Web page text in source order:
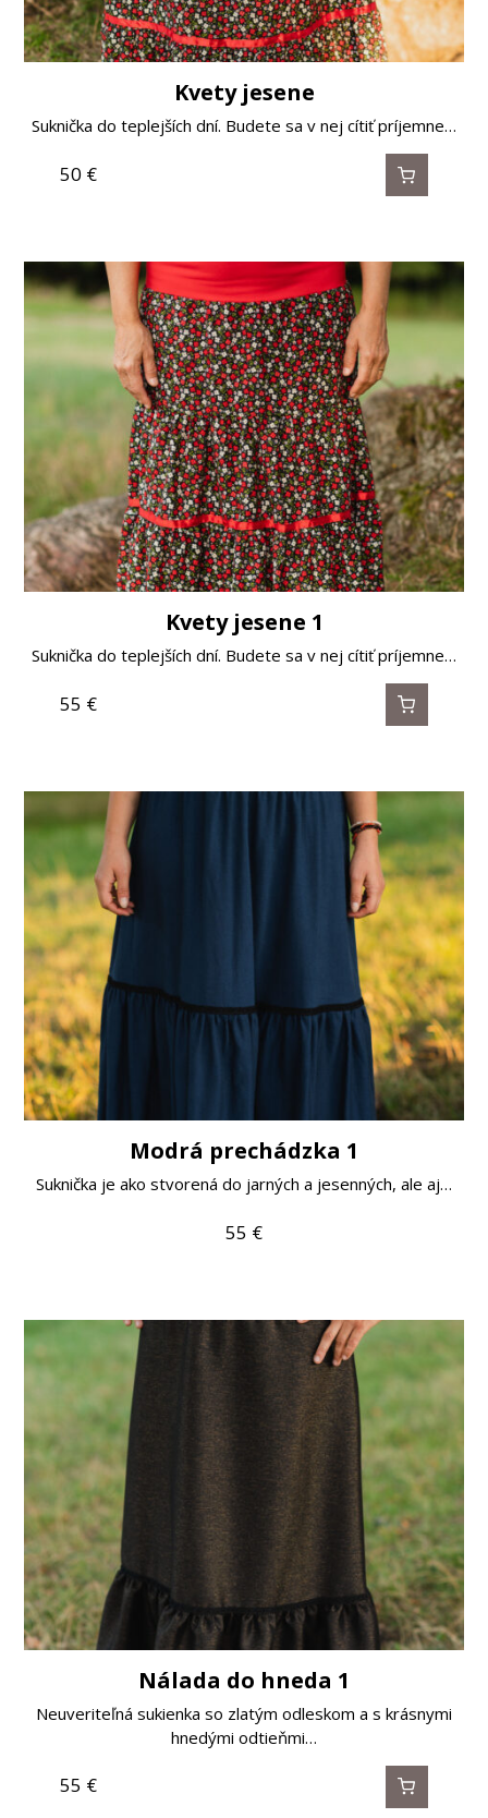
Kvety jesene
Suknička do teplejších dní. Budete sa v nej cítiť príjemne…
50 €
Kvety jesene 1
Suknička do teplejších dní. Budete sa v nej cítiť príjemne…
55 €
Modrá prechádzka 1
Suknička je ako stvorená do jarných a jesenných, ale aj…
55 €
Nálada do hneda 1
Neuveriteľná sukienka so zlatým odleskom a s krásnymi
hnedými odtieňmi…
55 €